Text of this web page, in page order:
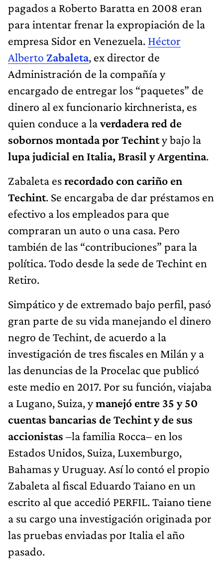
pagados a Roberto Baratta en 2008 eran
para intentar frenar la expropiación de la
empresa Sidor en Venezuela. Héctor
Alberto Zabaleta, ex director de
Administración de la compañía y
encargado de entregar los “paquetes” de
dinero al ex funcionario kirchnerista, es
quien conduce a laverdadera red de
sobornos montada por Techinty bajo la
lupa judicial en Italia, Brasil y Argentina.
Zabaleta esrecordado con cariño en
Techint. Se encargaba de dar préstamos en
efectivo a los empleados para que
compraran un auto o una casa. Pero
también de las “contribuciones” para la
política. Todo desde la sede de Techint en
Retiro.
Simpático y de extremado bajo perfil, pasó
gran parte de su vida manejando el dinero
negro de Techint, de acuerdo a la
investigación de tres fiscales en Milán y a
las denuncias de la Procelac que publicó
este medio en 2017. Por su función, viajaba
a Lugano, Suiza, ymanejó entre 35 y 50
cuentas bancarias de Techint y de sus
accionistas –la familia Rocca– en los
Estados Unidos, Suiza, Luxemburgo,
Bahamas y Uruguay. Así lo contó el propio
Zabaleta al fiscal Eduardo Taiano en un
escrito al que accedió PERFIL. Taiano tiene
a su cargo una investigación originada por
las pruebas enviadas por Italia el año
pasado.